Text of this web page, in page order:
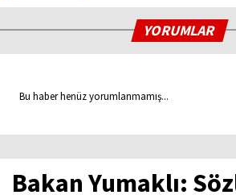
YORUMLAR
Bu haber henüz yorumlanmamış...
Bakan Yumaklı: